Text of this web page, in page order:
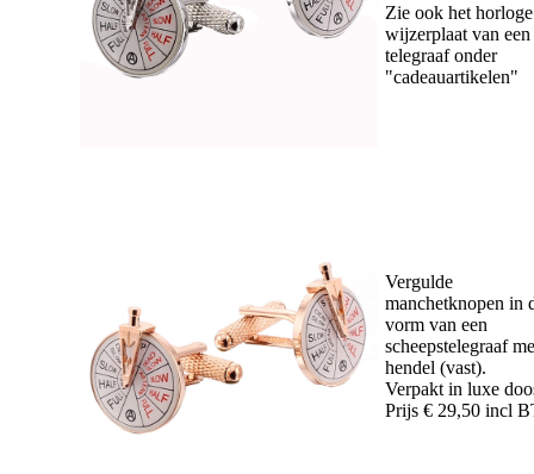
Zie ook het
wijzerplaat van een
telegraaf onder
"cadeauartikelen"
Vergulde
manchetknopen in
vorm van een
scheepstelegraaf
hendel (vast).
Verpakt in luxe
Prijs € 29,50 incl